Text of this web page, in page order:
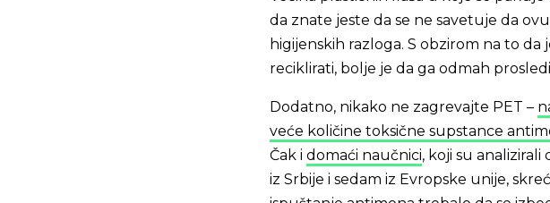
da znate jeste da se ne savetuje da
higijenskih razloga. S obzirom na to
reciklirati, bolje je da ga odmah
Dodatno, nikako ne zagrevajte PET –
veće količine toksične supstance
Čak i domaći naučnici, koji su
iz Srbije i sedam iz Evropske unije,